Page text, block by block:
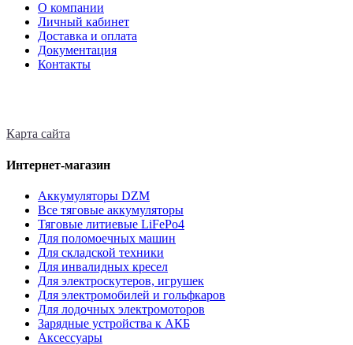
О компании
Личный кабинет
Доставка и оплата
Документация
Контакты
Карта сайта
Интернет-магазин
Аккумуляторы DZM
Все тяговые аккумуляторы
Тяговые литиевые LiFePo4
Для поломоечных машин
Для складской техники
Для инвалидных кресел
Для электроскутеров, игрушек
Для электромобилей и гольфкаров
Для лодочных электромоторов
Зарядные устройства к АКБ
Аксессуары